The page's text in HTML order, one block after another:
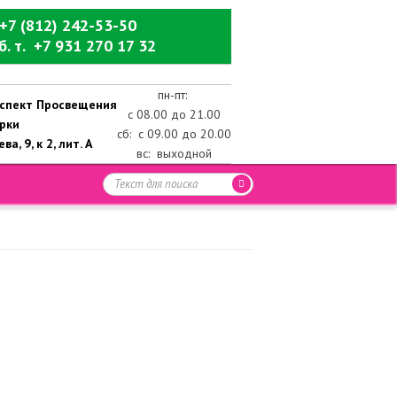
+7 (812) 242-53-50
т. +7 931 270 17 32
Просвещения
9, к 2, лит. А
пн-пт:
с 08.00 до 21.00
сб: с 09.00 до 20.00
вс: выходной